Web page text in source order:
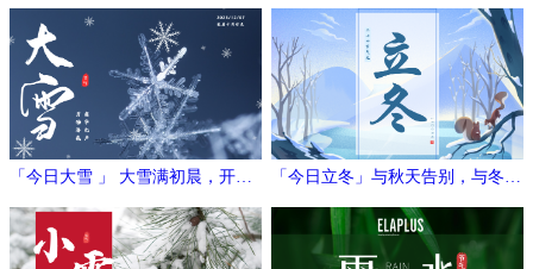
「今日大雪 」 大雪满初晨，开门
万象新
「今日立冬」与秋天告别，与冬日
相拥